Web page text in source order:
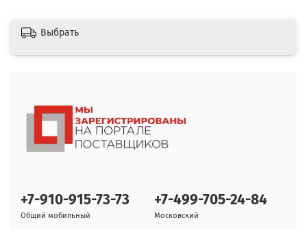
Выбрать
+7-910-915-73-73
Общий мобильный
+7-499-705-24-84
Московский